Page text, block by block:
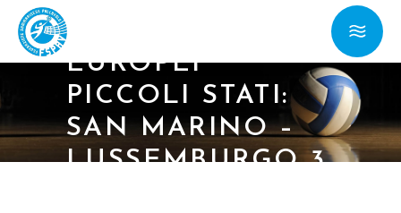
14/05/11 –
EUROPEI
PICCOLI STATI:
SAN MARINO –
LUSSEMBURGO 3